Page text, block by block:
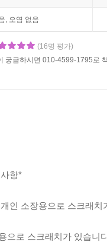
, 오염 없음
(16명 평가)
금하시면 010-4599-1795로
항*
인 소장용으로 스크래
으로 스크래치가 있습니